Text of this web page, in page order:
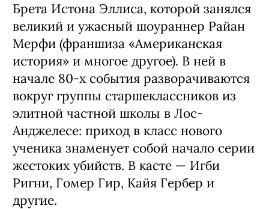
Брета Истона Эллиса, которой занялся
великий и ужасный шоураннер Райан
Мерфи (франшиза «Американская
история» и многое другое). В ней в
начале 80-х события разворачиваются
вокруг группы старшеклассников из
элитной частной школы в Лос-
Анджелесе: приход в класс нового
ученика знаменует собой начало серии
жестоких убийств. В касте — Игби
Ригни, Гомер Гир, Кайя Гербер и
другие.